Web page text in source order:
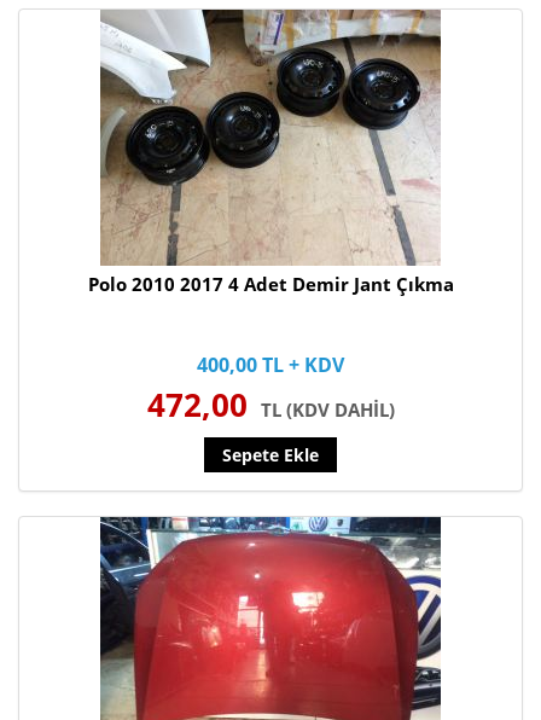
Polo 2010 2017 4 Adet Demir Jant Çıkma
400,00 TL + KDV
472,00 TL (KDV DAHİL)
Sepete Ekle